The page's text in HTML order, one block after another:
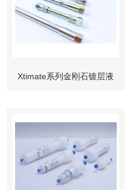
Xtimate系列金刚石镀层液